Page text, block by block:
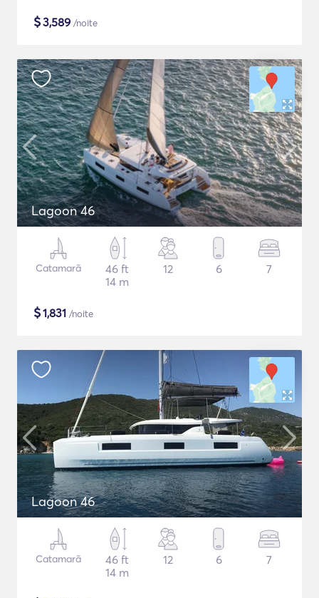
$3,589 /noite
Lagoon 46
Catamarã
46 ft
14 m
12 6 7
$1,831 /noite
Lagoon 46
Catamarã
46 ft
14 m
12 6 7